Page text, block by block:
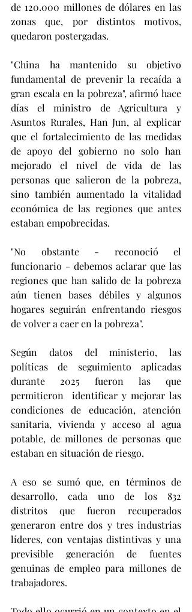
de 120.000 millones de dólares en las
zonas que, por distintos motivos,
quedaron postergadas.
"China ha mantenido su objetivo
fundamental de prevenir la recaída a
gran escala en la pobreza", afirmó hace
días el ministro de Agricultura y
Asuntos Rurales, Han Jun, al explicar
que el fortalecimiento de las medidas
de apoyo del gobierno no solo han
mejorado el nivel de vida de las
personas que salieron de la pobreza,
sino también aumentado la vitalidad
económica de las regiones que antes
estaban empobrecidas.
"No obstante - reconoció el
funcionario - debemos aclarar que las
regiones que han salido de la pobreza
aún tienen bases débiles y algunos
hogares seguirán enfrentando riesgos
de volver a caer en la pobreza".
Según datos del ministerio, las
políticas de seguimiento aplicadas
durante 2025 fueron las que
permitieron  identificar y mejorar las
condiciones de educación, atención
sanitaria, vivienda y acceso al agua
potable, de millones de personas que
estaban en situación de riesgo.
A eso se sumó que, en términos de
desarrollo, cada uno de los 832
distritos que fueron recuperados
generaron entre dos y tres industrias
líderes, con ventajas distintivas y una
previsible generación de fuentes
genuinas de empleo para millones de
trabajadores.